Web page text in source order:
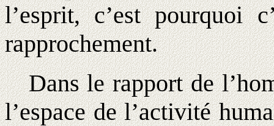
l’esprit, c’est pourquoi
rapprochement.
Dans le rapport de
l’espace de l’activité